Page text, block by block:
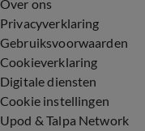
Over ons
Privacyverklaring
Gebruiksvoorwaarden
Cookieverklaring
Digitale diensten
Cookie instellingen
Upod & Talpa Network